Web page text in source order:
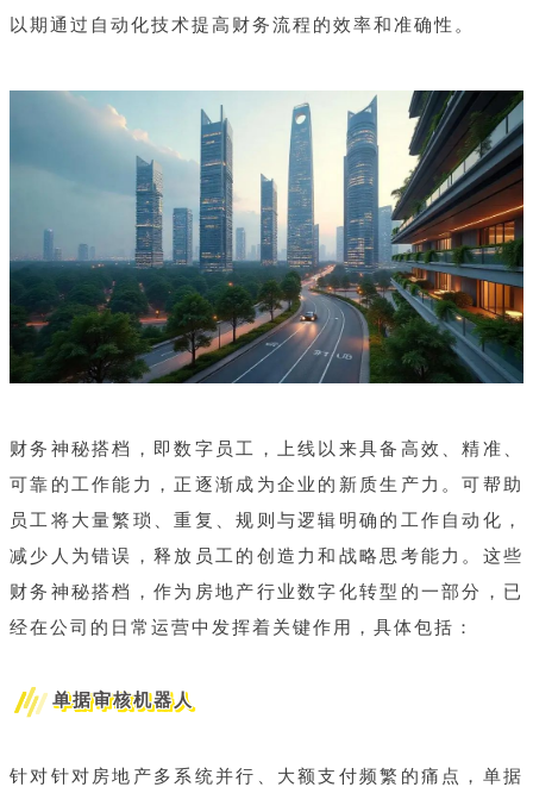
以期通过自动化技术提高财务流程的效率和准确性。
财务神秘搭档，即数字员工，上线以来具备高效、精准、
可靠的工作能力，正逐渐成为企业的新质生产力。可帮助
员工将大量繁琐、重复、规则与逻辑明确的工作自动化，
减少人为错误，释放员工的创造力和战略思考能力。这些
财务神秘搭档，作为房地产行业数字化转型的一部分，已
经在公司的日常运营中发挥着关键作用，具体包括：
单据审核机器人
针对针对房地产多系统并行、大额支付频繁的痛点，单据